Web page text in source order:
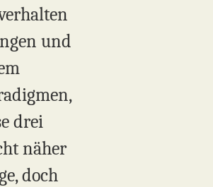
und
drei
näher
doch